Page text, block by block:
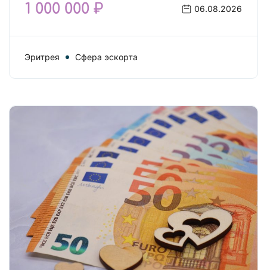
1 000 000 ₽ 06.08.2026
Эритрея Сфера эскорта